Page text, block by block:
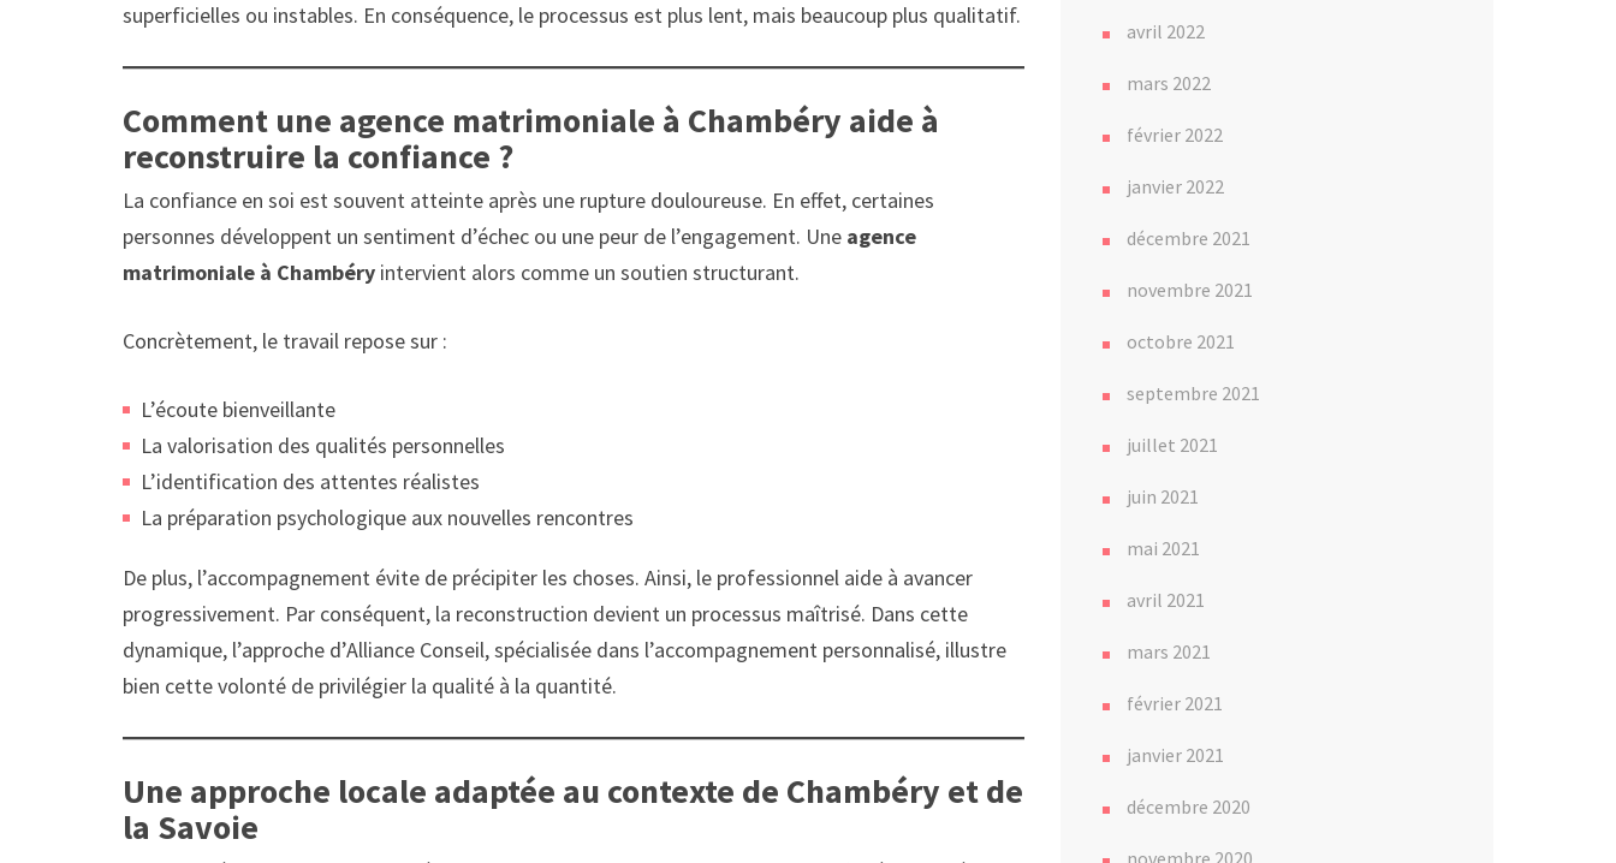
superficielles ou instables. En conséquence, le processus est plus lent, mais beaucoup plus qualitatif.
Comment une agence matrimoniale à Chambéry aide à
reconstruire la confiance ?
La confiance en soi est souvent atteinte après une rupture douloureuse. En effet, certaines
personnes développent un sentiment d’échec ou une peur de l’engagement. Une agence
matrimoniale à Chambéry intervient alors comme un soutien structurant.
Concrètement, le travail repose sur :
L’écoute bienveillante
La valorisation des qualités personnelles
L’identification des attentes réalistes
La préparation psychologique aux nouvelles rencontres
De plus, l’accompagnement évite de précipiter les choses. Ainsi, le professionnel aide à avancer
progressivement. Par conséquent, la reconstruction devient un processus maîtrisé. Dans cette
dynamique, l’approche d’Alliance Conseil, spécialisée dans l’accompagnement personnalisé, illustre
bien cette volonté de privilégier la qualité à la quantité.
Une approche locale adaptée au contexte de Chambéry et de
la Savoie
avril 2022
mars 2022
février 2022
janvier 2022
décembre 2021
novembre 2021
octobre 2021
septembre 2021
juillet 2021
juin 2021
mai 2021
avril 2021
mars 2021
février 2021
janvier 2021
décembre 2020
novembre 2020